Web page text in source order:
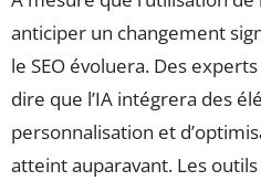
anticiper un changement
le SEO évoluera. Des
dire que l’IA intégrera des
personnalisation et
atteint auparavant. Les